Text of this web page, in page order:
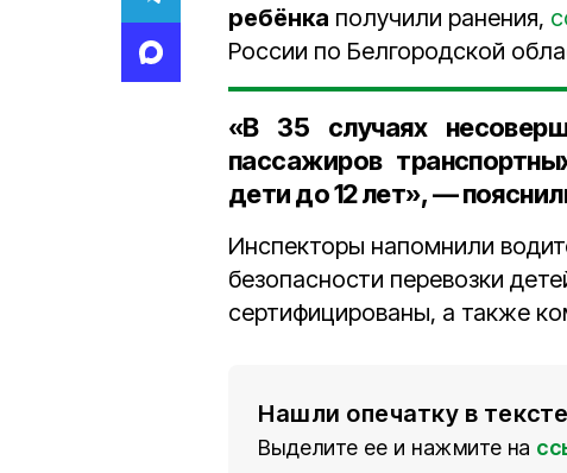
ребёнка получили ранения,
России по Белгородской
«В 35 случаях
пассажиров
дети до12 лет», —
Инспекторы напомнили
безопасности перевозки
сертифицированы, а также
Нашли опечатку в
Выделите ее и нажмите на